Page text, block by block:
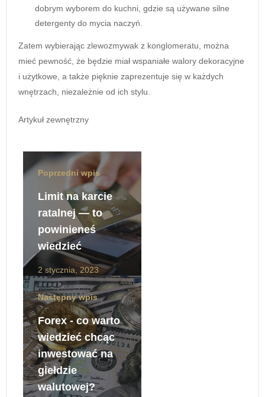
dobrym wyborem do kuchni, gdzie są używane silne
detergenty do mycia naczyń.
Zatem wybierając zlewozmywak z konglomeratu, można
mieć pewność, że będzie miał wspaniałe walory dekoracyjne
i użytkowe, a także pięknie zaprezentuje się w każdych
wnętrzach, niezależnie od ich stylu.
Artykuł zewnętrzny
Poprzedni wpis
Limit na karcie
ratalnej — to
powinieneś
wiedzieć
2 stycznia, 2023
Następny wpis
Forex - co warto
wiedzieć chcąc
inwestować na
giełdzie
walutowej?